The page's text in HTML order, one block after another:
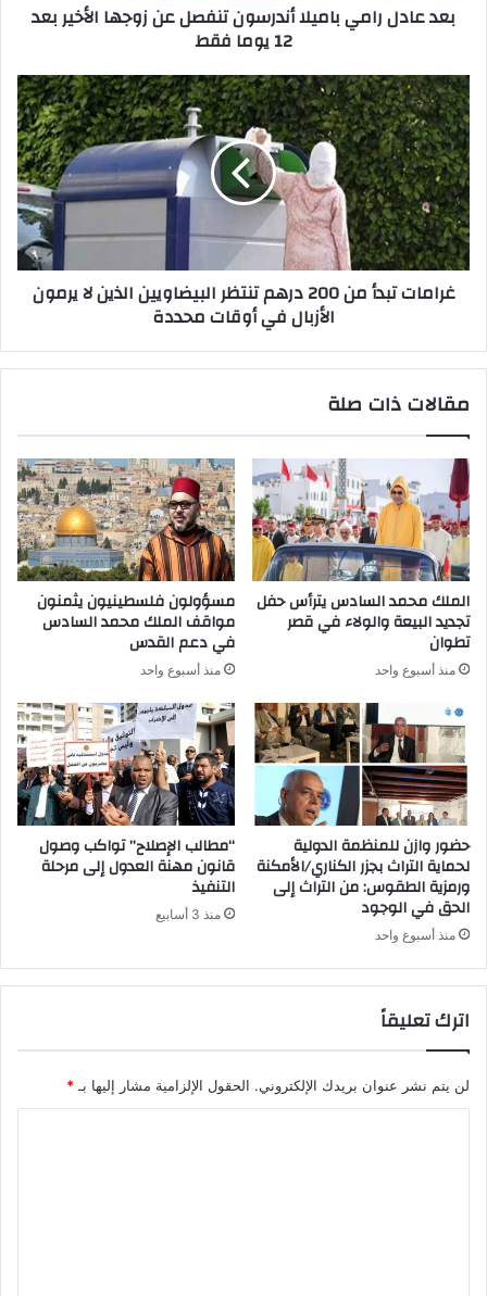
بعد عادل رامي باميلا أندرسون تنفصل عن زوجها الأخير بعد
12 يوما فقط
غرامات تبدأ من 200 درهم تنتظر البيضاويين الذين لا يرمون
الأزبال في أوقات محددة
مقالات ذات صلة
الملك محمد السادس يترأس حفل
تجديد البيعة والولاء في قصر
تطوان
منذ أسبوع واحد
مسؤولون فلسطينيون يثمنون
مواقف الملك محمد السادس
في دعم القدس
منذ أسبوع واحد
حضور وازن للمنظمة الدولية
لحماية التراث بجزر الكناري/الأمكنة
ورمزية الطقوس: من التراث إلى
الحق في الوجود
منذ أسبوع واحد
“مطالب الإصلاح” تواكب وصول
قانون مهنة العدول إلى مرحلة
التنفيذ
منذ 3 أسابيع
اترك تعليقاً
لن يتم نشر عنوان بريدك الإلكتروني. الحقول الإلزامية مشار إليها بـ *